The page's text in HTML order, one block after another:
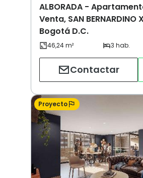
ALBORADA -
Venta, SAN BERNARDINO
Bogotá D.C.
Contactar
Proyecto